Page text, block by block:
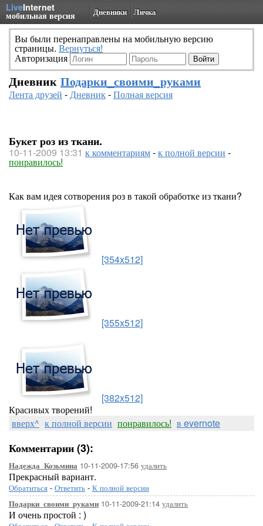
LiveInternet
мобильная версия Дневники Личка
Вы были перенаправлены на мобильную версию
страницы. Вернуться!
Авторизация
Дневник Подарки_своими_руками
Лента друзей -Дневник-Полная версия
Букет роз из ткани.
10-11-2009 13:31 к комментариям-к полной версии -
понравилось!
Как вам идея сотворения роз в такой обработке из ткани?
[354x512]
[355x512]
[382x512]
Красивых творений!
вверх^ к полной версии понравилось! в evernote
Комментарии (3):
Надежда_Козьмина 10-11-2009-17:56 удалить
Прекрасный вариант.
Обратиться - Ответить - К полной версии
Подарки_своими_руками 10-11-2009-21:14 удалить
И очень простой : )